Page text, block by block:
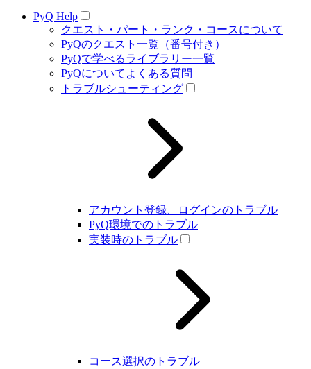
PyQ Help
クエスト・パート・ランク・コースについて
PyQのクエスト一覧（番号付き）
PyQで学べるライブラリー一覧
PyQについてよくある質問
トラブルシューティング
アカウント登録、ログインのトラブル
PyQ環境でのトラブル
実装時のトラブル
コース選択のトラブル